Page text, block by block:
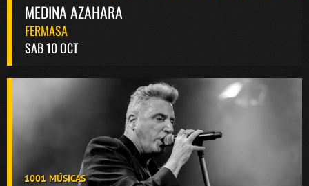
MEDINA AZAHARA
FERMASA
SAB 10 OCT
1001 MÚSICAS